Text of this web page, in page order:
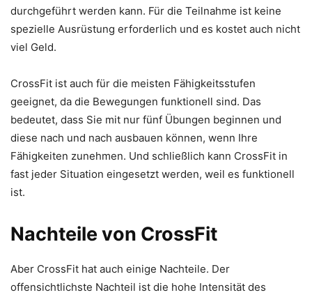
durchgeführt werden kann. Für die Teilnahme ist keine
spezielle Ausrüstung erforderlich und es kostet auch nicht
viel Geld.
CrossFit ist auch für die meisten Fähigkeitsstufen
geeignet, da die Bewegungen funktionell sind. Das
bedeutet, dass Sie mit nur fünf Übungen beginnen und
diese nach und nach ausbauen können, wenn Ihre
Fähigkeiten zunehmen. Und schließlich kann CrossFit in
fast jeder Situation eingesetzt werden, weil es funktionell
ist.
Nachteile von CrossFit
Aber CrossFit hat auch einige Nachteile. Der
offensichtlichste Nachteil ist die hohe Intensität des